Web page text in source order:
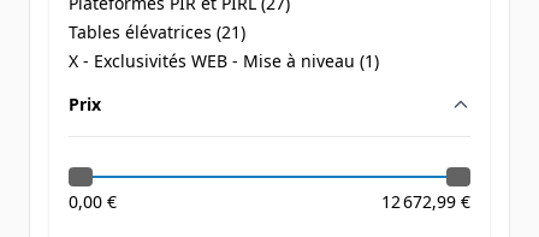
products available
Tables élévatrices (21
products available
)
X - Exclusivités WEB - Mise à niveau (1
products available
)
Prix
0,00 € 12 672,99 €